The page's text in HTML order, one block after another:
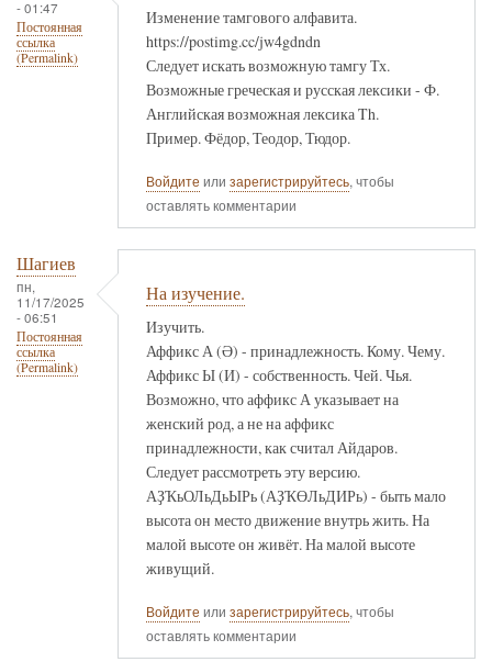
- 01:47
Постоянная
ссылка
(Permalink)
Изменение тамгового алфавита.
https://postimg.cc/jw4gdndn
Следует искать возможную тамгу Тх.
Возможные греческая и русская лексики - Ф.
Английская возможная лексика Th.
Пример. Фёдор, Теодор, Тюдор.
Войдите или зарегистрируйтесь, чтобы
оставлять комментарии
Шагиев
пн,
11/17/2025
- 06:51
Постоянная
ссылка
(Permalink)
На изучение.
Изучить.
Аффикс А (Ә) - принадлежность. Кому. Чему.
Аффикс Ы (И) - собственность. Чей. Чья.
Возможно, что аффикс А указывает на
женский род, а не на аффикс
принадлежности, как считал Айдаров.
Следует рассмотреть эту версию.
АҘҠьОЛьДьЫРь (АҘҠӨЛьДИРь) - быть мало
высота он место движение внутрь жить. На
малой высоте он живёт. На малой высоте
живущий.
Войдите или зарегистрируйтесь, чтобы
оставлять комментарии